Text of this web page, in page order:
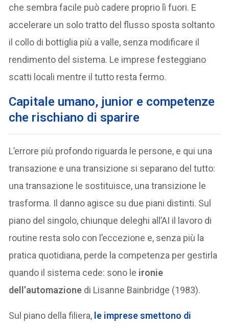
che sembra facile può cadere proprio lì fuori. E
accelerare un solo tratto del flusso sposta soltanto
il collo di bottiglia più a valle, senza modificare il
rendimento del sistema. Le imprese festeggiano
scatti locali mentre il tutto resta fermo.
Capitale umano, junior e competenze
che rischiano di sparire
L’errore più profondo riguarda le persone, e qui una
transazione e una transizione si separano del tutto:
una transazione le sostituisce, una transizione le
trasforma. Il danno agisce su due piani distinti. Sul
piano del singolo, chiunque deleghi all’AI il lavoro di
routine resta solo con l’eccezione e, senza più la
pratica quotidiana, perde la competenza per gestirla
quando il sistema cede: sono le ironie
dell’automazione di Lisanne Bainbridge (1983).
Sul piano della filiera, le imprese smettono di